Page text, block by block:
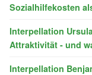
Sozialhilfekosten
Interpellation
Attraktivität - und
Interpellation